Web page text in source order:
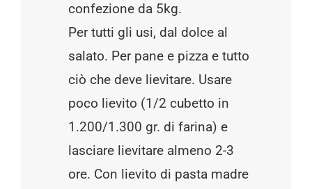
confezione da 5kg.
Per tutti gli usi, dal dolce al
salato. Per pane e pizza e tutto
ciò che deve lievitare. Usare
poco lievito (1/2 cubetto in
1.200/1.300 gr. di farina) e
lasciare lievitare almeno 2-3
ore. Con lievito di pasta madre